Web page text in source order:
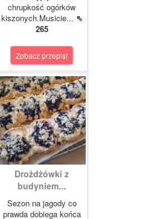
chrupkość ogórków
kiszonych.Musicie... ⇖
265
Zobacz przepis!
Drożdżówki z
budyniem...
Sezon na jagody co
prawda dobiega końca